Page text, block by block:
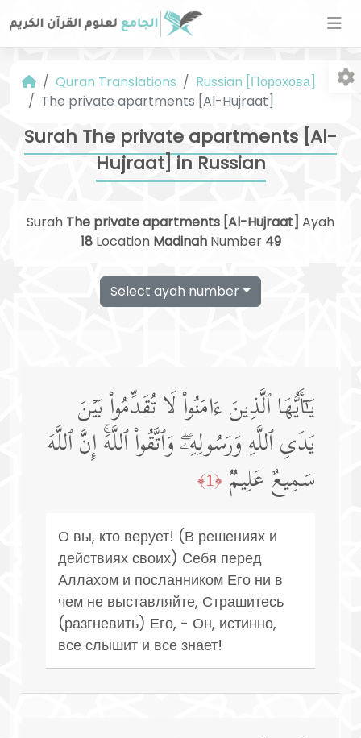
Quran Translations
Russian [Порохова]
The private apartments [Al-Hujraat]
Surah The private apartments [Al-
Hujraat] in Russian
Surah The private apartments [Al-Hujraat] Ayah
18Location MadinahNumber 49
Select ayah number
یَـٰۤأَیُّهَا ٱلَّذِینَ ءَامَنُوا۟ لَا تُقَدِّمُوا۟ بَیۡنَ
یَدَیِ ٱللَّهِ وَرَسُولِهِۦۖ وَٱتَّقُوا۟ ٱللَّهَۚ إِنَّ ٱللَّهَ
سَمِیعٌ عَلِیمࣱ ﴿1﴾
О вы, кто верует! (В решениях и
действиях своих) Себя перед
Аллахом и посланником Его ни в
чем не выставляйте, Страшитесь
(разгневить) Его, - Он, истинно,
все слышит и все знает!